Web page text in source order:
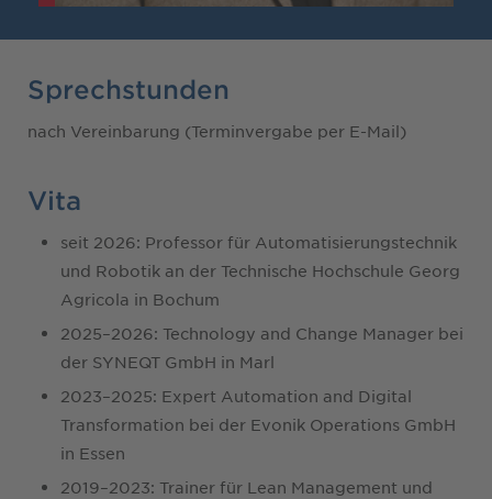
Sprechstunden
nach Vereinbarung (Terminvergabe per E-Mail)
Vita
seit 2026: Professor für Automatisierungstechnik
und Robotik an der Technische Hochschule Georg
Agricola in Bochum
2025–2026: Technology and Change Manager bei
der SYNEQT GmbH in Marl
2023–2025: Expert Automation and Digital
Transformation bei der Evonik Operations GmbH
in Essen
2019–2023: Trainer für Lean Management und